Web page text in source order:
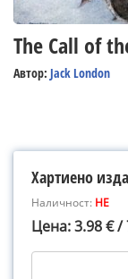
The Call of
Автор: Jack London
Хартиено
Наличност: НЕ
Цена: 3.98 € /